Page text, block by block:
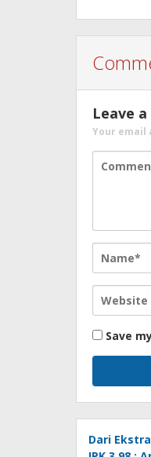
Leave
Your email
Save
Dari